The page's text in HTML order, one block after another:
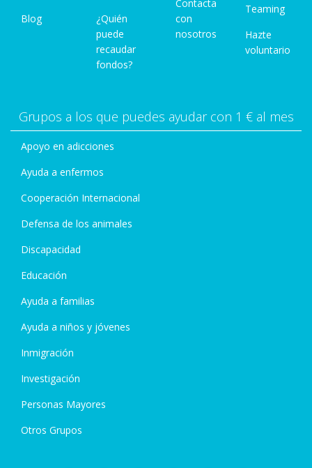
Blog
¿Quién
puede
recaudar
fondos?
Contacta
con
nosotros
Teaming
Hazte
voluntario
Grupos a los que puedes ayudar con 1 € al mes
Apoyo en adicciones
Ayuda a enfermos
Cooperación Internacional
Defensa de los animales
Discapacidad
Educación
Ayuda a familias
Ayuda a niños y jóvenes
Inmigración
Investigación
Personas Mayores
Otros Grupos